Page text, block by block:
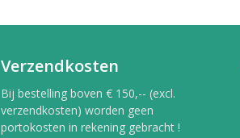
Verzendkosten
Bij bestelling boven € 150,-- (excl.
verzendkosten) worden geen
portokosten in rekening gebracht !